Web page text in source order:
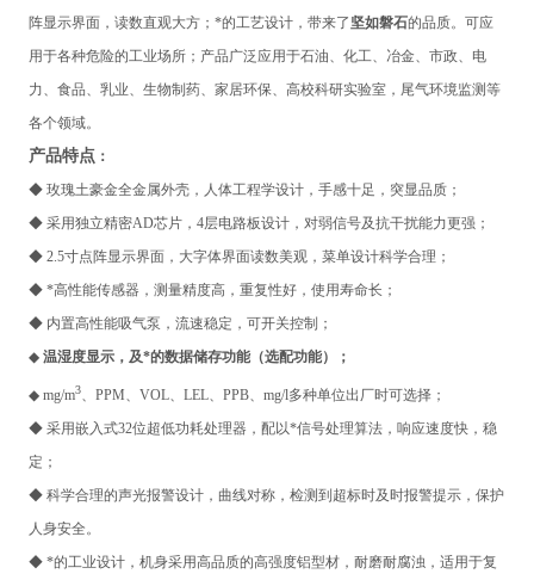
阵显示界面，读数直观大方；*的工艺设计，带来了 坚如磐石的品质。可应
用于各种危险的工业场所；产品广泛应用于石油、化工、冶金、市政、电
力、食品、乳业、生物制药、家居环保、高校科研实验室，尾气环境监测等
各个领域。
产品特点 ：
◆ 玫瑰土豪金全金属外壳，人体工程学设计，手感十足，突显品质；
◆ 采用独立精密AD芯片，4层电路板设计，对弱信号及抗干扰能力更强；
◆ 2.5寸点阵显示界面，大字体界面读数美观，菜单设计科学合理；
◆ *高性能传感器，测量精度高，重复性好，使用寿命长；
◆ 内置高性能吸气泵，流速稳定，可开关控制；
◆温湿度显示，及*的数据储存功能（选配功能）；
◆ mg/m3、PPM、VOL、LEL、PPB、mg/l多种单位出厂时可选择；
◆ 采用嵌入式32位超低功耗处理器，配以*信号处理算法，响应速度快，稳
定；
◆ 科学合理的声光报警设计，曲线对称，检测到超标时及时报警提示，保护
人身安全。
◆ *的工业设计，机身采用高品质的高强度铝型材，耐磨耐腐浊，适用于复